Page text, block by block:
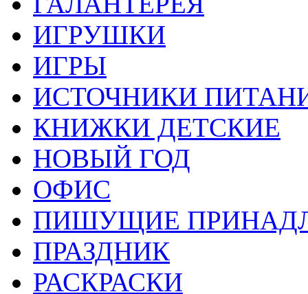
ИГРУШКИ
ИГРЫ
ИСТОЧНИКИ
КНИЖКИ ДЕТСКИЕ
НОВЫЙ ГОД
ОФИС
ПИШУЩИЕ
ПРАЗДНИК
РАСКРАСКИ